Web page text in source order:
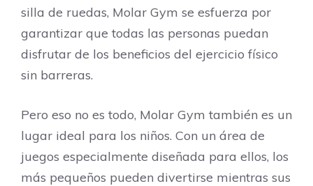
silla de ruedas, Molar Gym se esfuerza por
garantizar que todas las personas puedan
disfrutar de los beneficios del ejercicio físico
sin barreras.
Pero eso no es todo, Molar Gym también es un
lugar ideal para los niños. Con un área de
juegos especialmente diseñada para ellos, los
más pequeños pueden divertirse mientras sus